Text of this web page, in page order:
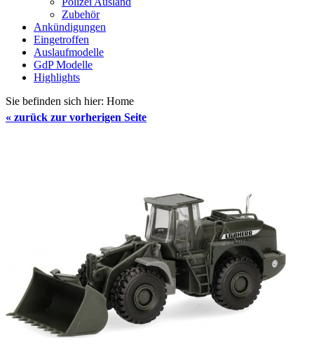
Zubehör
Ankündigungen
Eingetroffen
Auslaufmodelle
GdP Modelle
Highlights
Sie befinden sich hier: Home
« zurück zur vorherigen Seite